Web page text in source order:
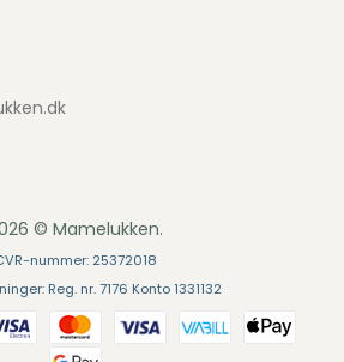
© Mamelukken.
nummer: 25372018
Reg. nr. 7176 Konto 1331132